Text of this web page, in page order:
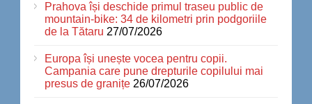
Prahova își deschide primul traseu public de
mountain-bike: 34 de kilometri prin podgoriile
de la Tătaru 27/07/2026
Europa își unește vocea pentru copii.
Campania care pune drepturile copilului mai
presus de granițe 26/07/2026